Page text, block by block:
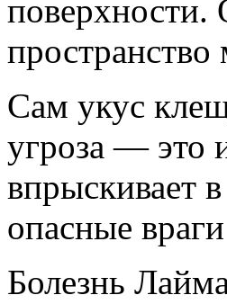
Сам укус
угроза — это
впрыскивает
опасные
Болезнь